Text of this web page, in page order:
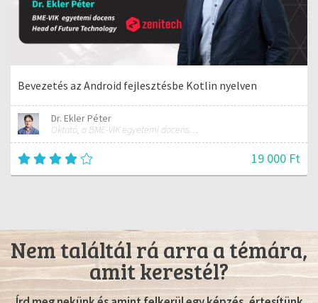
Bevezetés az Android fejlesztésbe Kotlin nyelven
Dr. Ekler Péter
Oktató, a BME-VIK egyetemi docense, az AutSoft Zrt. CTO-ja
19 000 Ft
Nem találtál rá arra a témára,
amit kerestél?